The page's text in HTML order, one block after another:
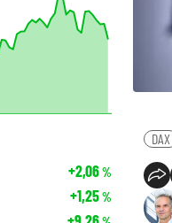
DAX
+2,06%
+1,25%